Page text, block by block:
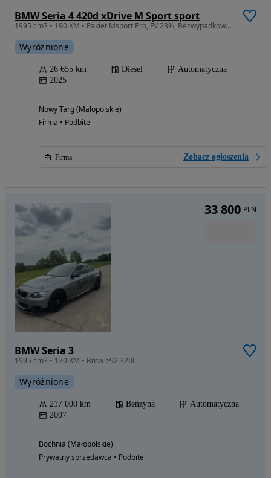
BMW Seria 4 420d xDrive M Sport sport
1995 cm3 • 190 KM • Pakiet Msport Pro, FV 23%, Bezwypadkowy, Head Up, ACC, Hi-Fi, ASO
Wyróżnione
26 655 km Diesel
Automatyczna
2025
Nowy Targ (Małopolskie)
Firma • Podbite
Firma Zobacz ogłoszenia
BMW Seria 3
1995 cm3 • 170 KM • Bmw e92 320i
Wyróżnione
217 000 km Benzyna
Automatyczna
2007
Bochnia (Małopolskie)
Prywatny sprzedawca • Podbite
33 800 PLN